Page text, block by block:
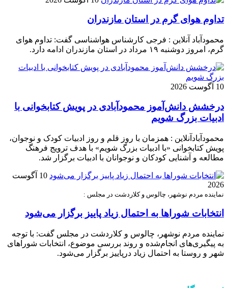
تداوم هوای گرم در استان مازندران
محمودآباد آنلاین : فرجی کارشناس هواشناسی گفت: تداوم هوای
گرم، امروز دوشنبه ۱۹ مرداد در استان مازندران ادامه دارد.
10 آگوست 2026
درخشش دانش‌آموز محمودآبادی در پویش کتابخوانی با
ادبیات بزرگ شویم
محمودآبادآنلاین : همزمان با روز قلم و روز ادبیات کودک و نوجوان،
پویش کتابخوانی «با ادبیات بزرگ شویم» با هدف ترویج فرهنگ
مطالعه و آشنایی کودکان و نوجوانان با ادبیات برگزار شد.
10 آگوست
2026
نماینده مردم نوشهر، چالوس و کلاردشت در مجلس :
انتخابات شوراها به احتمال زیاد پاییز برگزار می‌شود
نماینده مردم نوشهر، چالوس و کلاردشت در مجلس گفت: با توجه
به پیگیری‌های انجام‌شده و روند بررسی موضوع، انتخابات شوراهای
شهر و روستا به احتمال زیاد درپاییز برگزار می‌شود.